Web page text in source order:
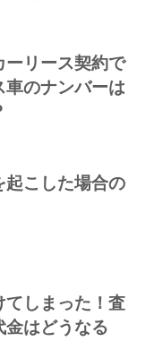
ーリース契約で
車のナンバーは
起こした場合の
てしまった！査
金はどうなる